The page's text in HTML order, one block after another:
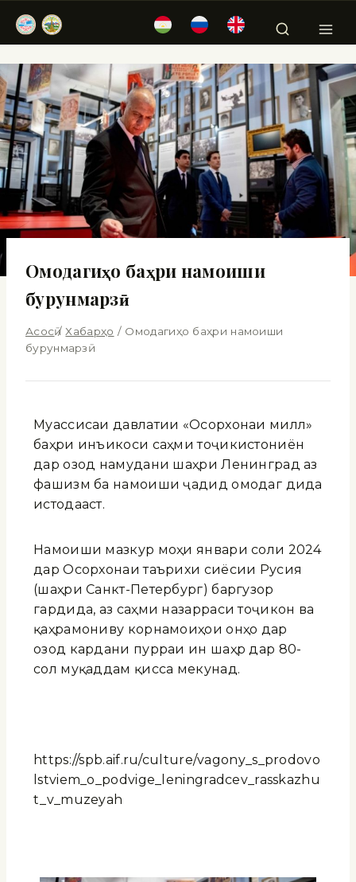
Омодагиҳо баҳри намоиши
бурунмарзӣ
Асосӣ / Хабарҳо / Омодагиҳо баҳри намоиши
бурунмарзӣ
Муассисаи давлатии «Осорхонаи миллӣ»
баҳри инъикоси саҳми тоҷикистониён
дар озод намудани шаҳри Ленинград аз
фашизм ба намоиши ҷадид омодагӣ дида
истодааст.
Намоиши мазкур моҳи январи соли 2024
дар Осорхонаи таърихи сиёсии Русия
(шаҳри Санкт-Петербург) баргузор
гардида, аз саҳми назарраси тоҷикон ва
қаҳрамониву корнамоиҳои онҳо дар
озод кардани пурраи ин шаҳр дар 80-
сол муқаддам қисса мекунад.
https://spb.aif.ru/culture/vagony_s_prodovo
lstviem_o_podvige_leningradcev_rasskazhu
t_v_muzeyah